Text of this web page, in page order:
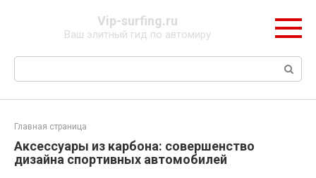
Vip-surfing.ru
Ваш элитный гид по автомиру
Поиск:
Главная страница
Аксессуары из карбона: совершенство
дизайна спортивных автомобилей